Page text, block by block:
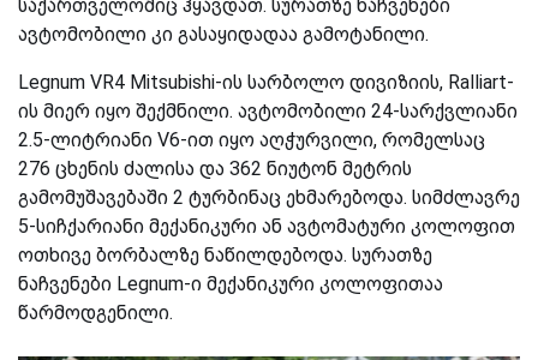
საქართველოშიც ჰყავდათ. სურათზე ნაჩვენები
ავტომობილი კი გასაყიდადაა გამოტანილი.
Legnum VR4 Mitsubishi-ის სარბოლო დივიზიის, Ralliart-
ის მიერ იყო შექმნილი. ავტომობილი 24-სარქვლიანი
2.5-ლიტრიანი V6-ით იყო აღჭურვილი, რომელსაც
276 ცხენის ძალისა და 362 ნიუტონ მეტრის
გამომუშავებაში 2 ტურბინაც ეხმარებოდა. სიმძლავრე
5-სიჩქარიანი მექანიკური ან ავტომატური კოლოფით
ოთხივე ბორბალზე ნაწილდებოდა. სურათზე
ნაჩვენები Legnum-ი მექანიკური კოლოფითაა
წარმოდგენილი.